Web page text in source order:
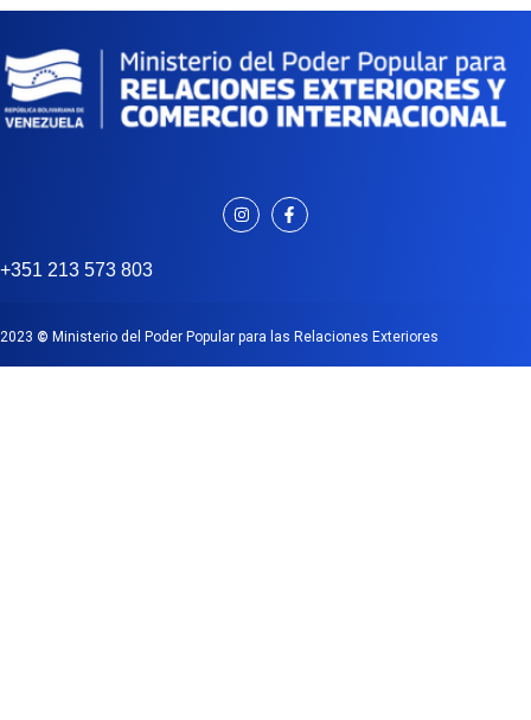
+351 213 573 803
2023 © Ministerio del Poder Popular para las Relaciones Exteriores